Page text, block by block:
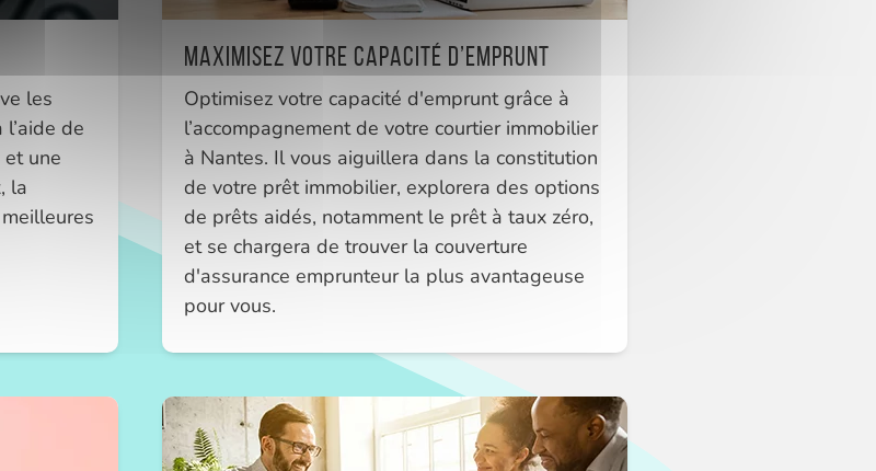
les
de
une
la
Maximisez votre capacité d’emprunt
Optimisez votre capacité d'emprunt grâce à
l’accompagnement de votre courtier immobilier
à Nantes. Il vous aiguillera dans la constitution
de votre prêt immobilier, explorera des options
de prêts aidés, notamment le prêt à taux zéro,
et se chargera de trouver la couverture
d'assurance emprunteur la plus avantageuse
pour vous.